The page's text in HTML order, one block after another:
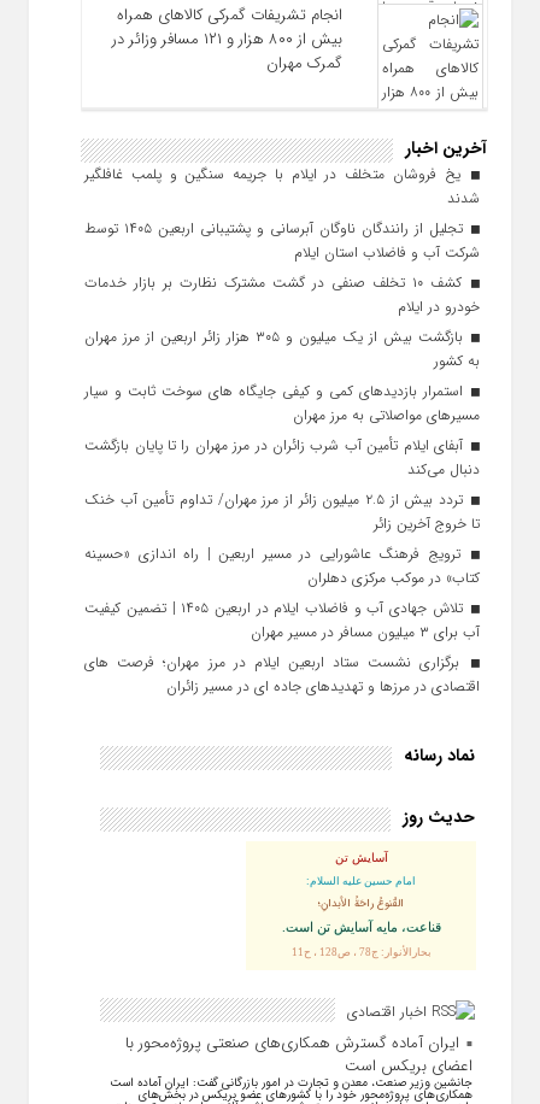
انجام تشریفات گمرکی کالاهای همراه
بیش از ۸۰۰ هزار و ۱۲۱ مسافر وزائر در
گمرک مهران
آخرین اخبار
یخ‌ فروشان متخلف در ایلام با جریمه سنگین و پلمب غافلگیر
شدند
تجلیل از رانندگان ناوگان آبرسانی و پشتیبانی اربعین ۱۴۰۵ توسط
شرکت آب و فاضلاب استان ایلام
کشف ۱۰ تخلف صنفی در گشت مشترک نظارت بر بازار خدمات
خودرو در ایلام
بازگشت بیش از یک میلیون و ۳۰۵ هزار زائر اربعین از مرز مهران
به کشور
استمرار بازدیدهای کمی و کیفی جایگاه‌ های سوخت ثابت و سیار
مسیرهای مواصلاتی به مرز مهران
آبفای ایلام تأمین آب شرب زائران در مرز مهران را تا پایان بازگشت
دنبال می‌کند
تردد بیش از ۲.۵ میلیون زائر از مرز مهران/ تداوم تأمین آب خنک
تا خروج آخرین زائر
ترویج فرهنگ عاشورایی در مسیر اربعین | راه‌ اندازی «حسینه
کتاب» در موکب مرکزی دهلران
تلاش جهادی آب و فاضلاب ایلام در اربعین ۱۴۰۵ | تضمین کیفیت
آب برای ۳ میلیون مسافر در مسیر مهران
برگزاری نشست ستاد اربعین ایلام در مرز مهران؛ فرصت‌ های
اقتصادی در مرزها و تهدیدهای جاده‌ ای در مسیر زائران
نماد رسانه
حدیث روز
آسایش تن
امام حسین علیه السلام:
القُنوعُ راحَةُ الأبدانِ؛
قناعت، مايه آسايش تن است.
بحارالأنوار: ج78 ، ص128 ، ح11
اخبار اقتصادی
ایران آماده گسترش همکاری‌های صنعتی پروژه‌محور با
اعضای بریکس است
جانشین وزیر صنعت، معدن و تجارت در امور بازرگانی گفت: ایران آماده است
همکاری‌های پروژه‌محور خود را با کشور‌های عضو بریکس در بخش‌های